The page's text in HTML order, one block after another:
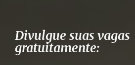
Divulgue suas vagas
gratuitamente: